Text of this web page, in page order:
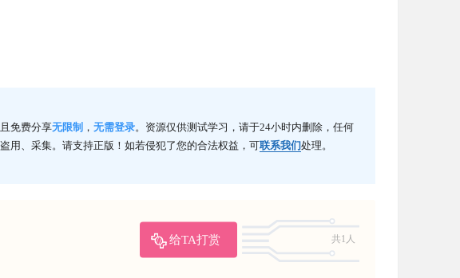
免费分享无限制 ， 无需登录。资源仅供测试学习，请于24小时内删除，任何
用、采集。请支持正版！如若侵犯了您的合法权益，可联系我们处理。
给TA打赏
共1人